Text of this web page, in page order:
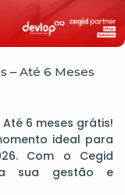
– Até 6 Meses
6 meses grátis!
ideal para
Com o Cegid
sua gestão e